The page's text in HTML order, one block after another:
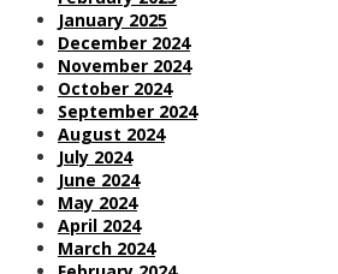
January 2025
December 2024
November 2024
October 2024
September 2024
August 2024
July 2024
June 2024
May 2024
April 2024
March 2024